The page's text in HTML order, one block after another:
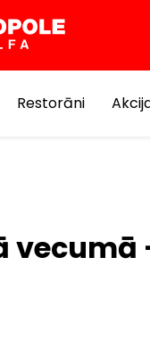
Restorāni
vecumā